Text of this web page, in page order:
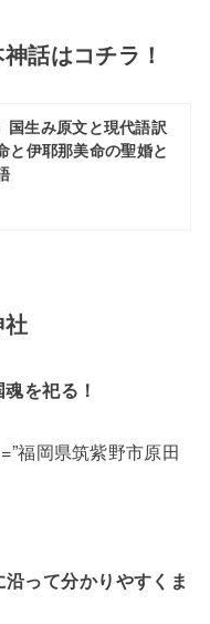
話はコチラ！
国生み原文と現代語訳
と伊耶那美命の聖婚と
社
を祀る！
福岡県筑紫野市原田
って分かりやすくま